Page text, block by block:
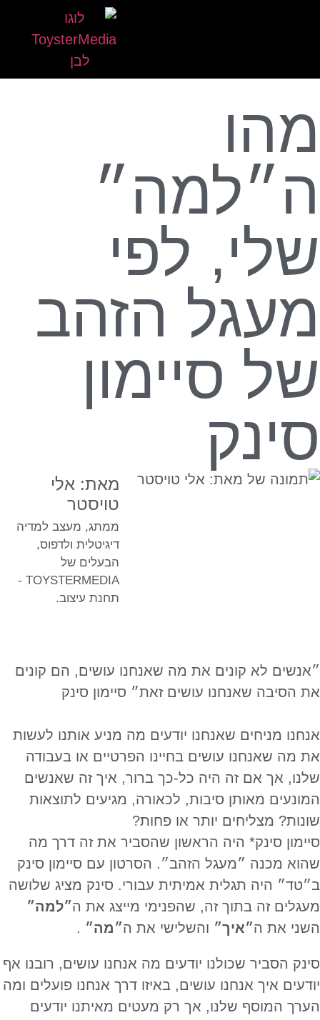
מהו
ה״למה״
שלי, לפי
מעגל הזהב
של סיימון
סינק
מאת: אלי
טויסטר
ממתג, מעצב למדיה
דיגיטלית ולדפוס,
הבעלים של
TOYSTERMEDIA -
תחנת עיצוב.
״אנשים לא קונים את מה שאנחנו עושים, הם קונים
את הסיבה שאנחנו עושים זאת״ סיימון סינק
אנחנו מניחים שאנחנו יודעים מה מניע אותנו לעשות
את מה שאנחנו עושים בחיינו הפרטיים או בעבודה
שלנו, אך אם זה היה כל-כך ברור, איך זה שאנשים
המונעים מאותן סיבות, לכאורה, מגיעים לתוצאות
שונות? מצליחים יותר או פחות?
סיימון סינק* היה הראשון שהסביר את זה דרך מה
שהוא מכנה ״מעגל הזהב״. הסרטון עם סיימון סינק
ב״טד״ היה תגלית אמיתית עבורי. סינק מציג שלושה
מעגלים זה בתוך זה, שהפנימי מייצג את ה״למה״
השני את ה״איך״ והשלישי את ה״מה״ .
סינק הסביר שכולנו יודעים מה אנחנו עושים, רובנו אף
יודעים איך אנחנו עושים, באיזו דרך אנחנו פועלים ומה
הערך המוסף שלנו, אך רק מעטים מאיתנו יודעים